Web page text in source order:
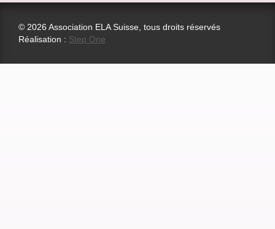
© 2026 Association ELA Suisse, tous droits réservés
Réalisation : Step One